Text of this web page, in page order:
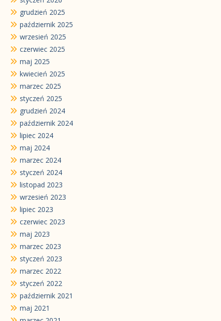
grudzień 2025
październik 2025
wrzesień 2025
czerwiec 2025
maj 2025
kwiecień 2025
marzec 2025
styczeń 2025
grudzień 2024
październik 2024
lipiec 2024
maj 2024
marzec 2024
styczeń 2024
listopad 2023
wrzesień 2023
lipiec 2023
czerwiec 2023
maj 2023
marzec 2023
styczeń 2023
marzec 2022
styczeń 2022
październik 2021
maj 2021